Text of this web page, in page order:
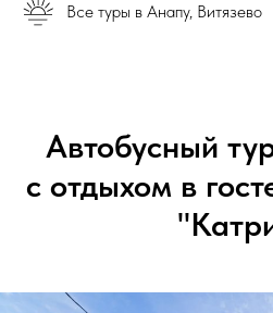
Все туры в Анапу, Витязево
Автобусный
с отдыхом в